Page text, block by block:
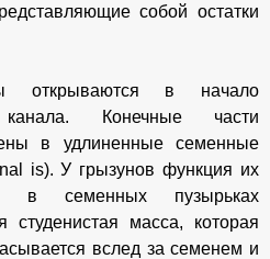
собой остатки
открываются в начало
канала. Конечные части
в удлиненные семенные
is). У грызунов функция их
в семенных пузырьках
студенистая масса, которая
вслед за семенем и